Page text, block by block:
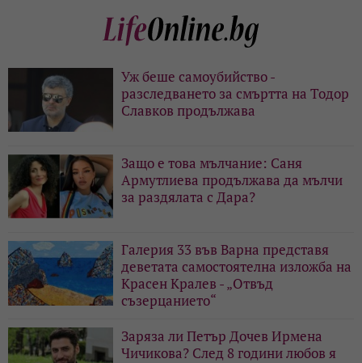
Уж беше самоубийство -
разследването за смъртта на Тодор
Славков продължава
Защо е това мълчание: Саня
Армутлиева продължава да мълчи
за раздялата с Дара?
Галерия 33 във Варна представя
деветата самостоятелна изложба на
Красен Кралев - „Отвъд
съзерцанието“
Заряза ли Петър Дочев Ирмена
Чичикова? След 8 години любов я